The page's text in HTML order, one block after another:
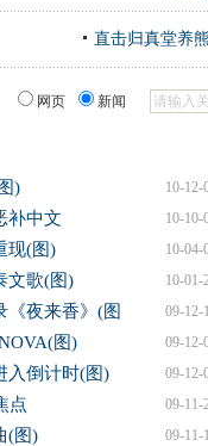
直击归真堂养
网页 新闻
10-12-
)
10-10-
补中文
10-04-
现(图)
10-01-
文歌(图)
09-12-
《夜来香》(图
09-12-
图)
09-12-
入倒计时(图)
09-11-
点
09-11-
(图)